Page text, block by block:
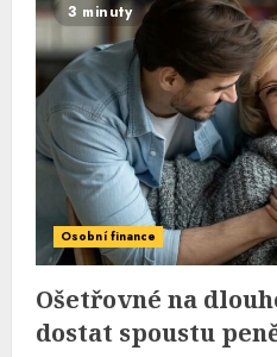
3 minuty
Osobní finance
Ošetřovné na
dostat spoustu